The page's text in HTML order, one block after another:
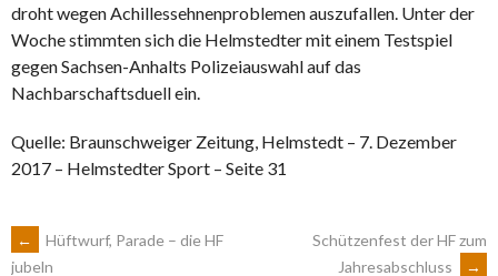
droht wegen Achillessehnenproblemen auszufallen. Unter der
Woche stimmten sich die Helmstedter mit einem Testspiel
gegen Sachsen-Anhalts Polizeiauswahl auf das
Nachbarschaftsduell ein.
Quelle: Braunschweiger Zeitung, Helmstedt – 7. Dezember
2017 – Helmstedter Sport – Seite 31
ARTIKEL-
←
Hüftwurf, Parade – die HF
jubeln
Schützenfest der HF zum
Jahresabschluss
→